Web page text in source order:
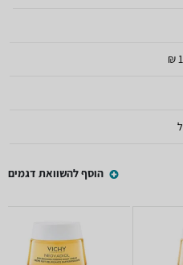
הוסף להשוואת דגמים